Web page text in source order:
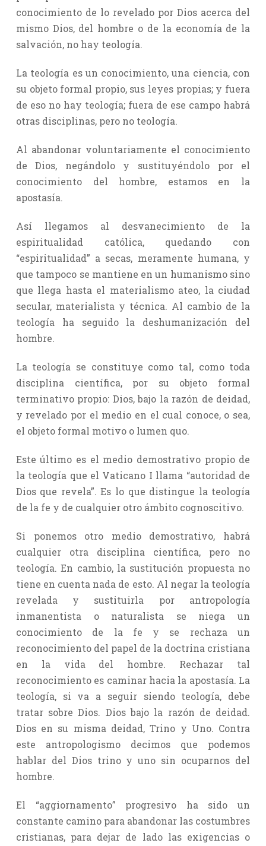
conocimiento de lo revelado por Dios acerca del
mismo Dios, del hombre o de la economía de la
salvación, no hay teología.
La teología es un conocimiento, una ciencia, con
su objeto formal propio, sus leyes propias; y fuera
de eso no hay teología; fuera de ese campo habrá
otras disciplinas, pero no teología.
Al abandonar voluntariamente el conocimiento
de Dios, negándolo y sustituyéndolo por el
conocimiento del hombre, estamos en la
apostasía.
Así llegamos al desvanecimiento de la
espiritualidad católica, quedando con
“espiritualidad” a secas, meramente humana, y
que tampoco se mantiene en un humanismo sino
que llega hasta el materialismo ateo, la ciudad
secular, materialista y técnica. Al cambio de la
teología ha seguido la deshumanización del
hombre.
La teología se constituye como tal, como toda
disciplina científica, por su objeto formal
terminativo propio: Dios, bajo la razón de deidad,
y revelado por el medio en el cual conoce, o sea,
el objeto formal motivo o lumen quo.
Este último es el medio demostrativo propio de
la teología que el Vaticano I llama “autoridad de
Dios que revela”. Es lo que distingue la teología
de la fe y de cualquier otro ámbito cognoscitivo.
Si ponemos otro medio demostrativo, habrá
cualquier otra disciplina científica, pero no
teología. En cambio, la sustitución propuesta no
tiene en cuenta nada de esto. Al negar la teología
revelada y sustituirla por antropología
inmanentista o naturalista se niega un
conocimiento de la fe y se rechaza un
reconocimiento del papel de la doctrina cristiana
en la vida del hombre. Rechazar tal
reconocimiento es caminar hacia la apostasía. La
teología, si va a seguir siendo teología, debe
tratar sobre Dios. Dios bajo la razón de deidad.
Dios en su misma deidad, Trino y Uno. Contra
este antropologismo decimos que podemos
hablar del Dios trino y uno sin ocuparnos del
hombre.
El “aggiornamento” progresivo ha sido un
constante camino para abandonar las costumbres
cristianas, para dejar de lado las exigencias o